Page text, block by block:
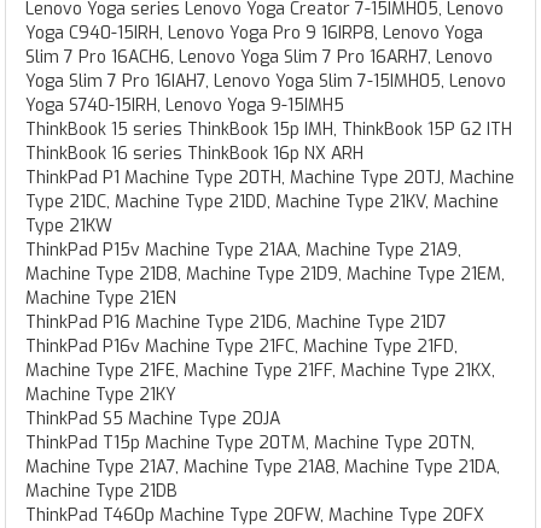
Lenovo Yoga series Lenovo Yoga Creator 7-15IMH05, Lenovo
Yoga C940-15IRH, Lenovo Yoga Pro 9 16IRP8, Lenovo Yoga
Slim 7 Pro 16ACH6, Lenovo Yoga Slim 7 Pro 16ARH7, Lenovo
Yoga Slim 7 Pro 16IAH7, Lenovo Yoga Slim 7-15IMH05, Lenovo
Yoga S740-15IRH, Lenovo Yoga 9-15IMH5
ThinkBook 15 series ThinkBook 15p IMH, ThinkBook 15P G2 ITH
ThinkBook 16 series ThinkBook 16p NX ARH
ThinkPad P1 Machine Type 20TH, Machine Type 20TJ, Machine
Type 21DC, Machine Type 21DD, Machine Type 21KV, Machine
Type 21KW
ThinkPad P15v Machine Type 21AA, Machine Type 21A9,
Machine Type 21D8, Machine Type 21D9, Machine Type 21EM,
Machine Type 21EN
ThinkPad P16 Machine Type 21D6, Machine Type 21D7
ThinkPad P16v Machine Type 21FC, Machine Type 21FD,
Machine Type 21FE, Machine Type 21FF, Machine Type 21KX,
Machine Type 21KY
ThinkPad S5 Machine Type 20JA
ThinkPad T15p Machine Type 20TM, Machine Type 20TN,
Machine Type 21A7, Machine Type 21A8, Machine Type 21DA,
Machine Type 21DB
ThinkPad T460p Machine Type 20FW, Machine Type 20FX